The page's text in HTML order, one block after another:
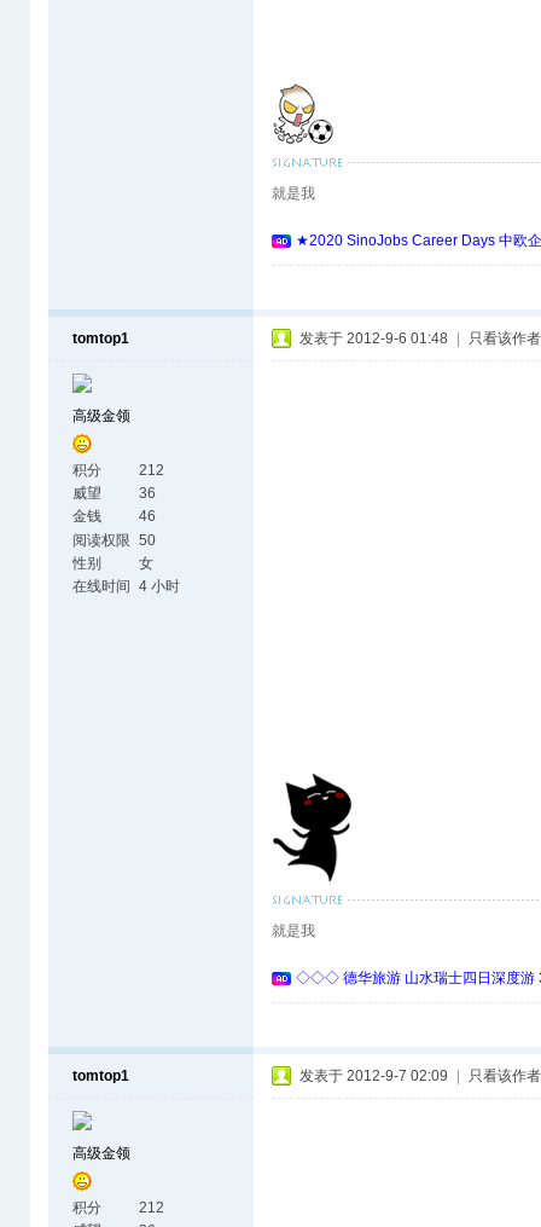
就是我
★2020 SinoJobs Career Days 中欧
tomtop1
高级金领
积分
212
威望
36
金钱
46
阅读权限 50
性别
女
在线时间
4 小时
发表于 2012-9-6 01:48 只看该作者
就是我
◇◇◇ 德华旅游 山水瑞士四日深度
tomtop1
高级金领
积分
212
发表于 2012-9-7 02:09 只看该作者